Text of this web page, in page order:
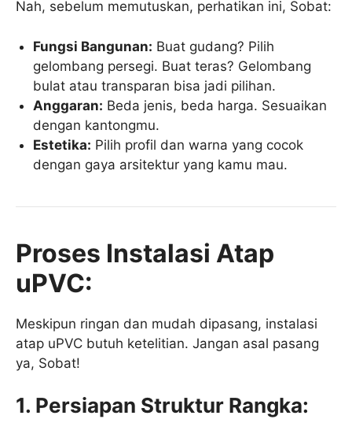
Nah, sebelum memutuskan, perhatikan ini, Sobat:
Fungsi Bangunan: Buat gudang? Pilih
gelombang persegi. Buat teras? Gelombang
bulat atau transparan bisa jadi pilihan.
Anggaran: Beda jenis, beda harga. Sesuaikan
dengan kantongmu.
Estetika: Pilih profil dan warna yang cocok
dengan gaya arsitektur yang kamu mau.
Proses Instalasi Atap
uPVC:
Meskipun ringan dan mudah dipasang, instalasi
atap uPVC butuh ketelitian. Jangan asal pasang
ya, Sobat!
1. Persiapan Struktur Rangka: